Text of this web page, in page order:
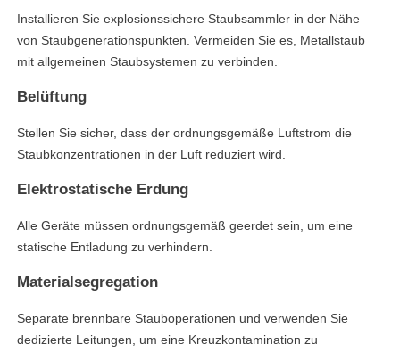
Installieren Sie explosionssichere Staubsammler in der Nähe
von Staubgenerationspunkten. Vermeiden Sie es, Metallstaub
mit allgemeinen Staubsystemen zu verbinden.
Belüftung
Stellen Sie sicher, dass der ordnungsgemäße Luftstrom die
Staubkonzentrationen in der Luft reduziert wird.
Elektrostatische Erdung
Alle Geräte müssen ordnungsgemäß geerdet sein, um eine
statische Entladung zu verhindern.
Materialsegregation
Separate brennbare Stauboperationen und verwenden Sie
dedizierte Leitungen, um eine Kreuzkontamination zu